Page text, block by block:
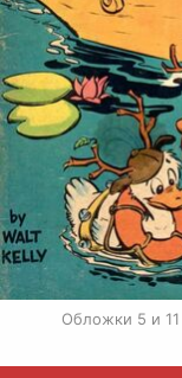
Обложки 5 и